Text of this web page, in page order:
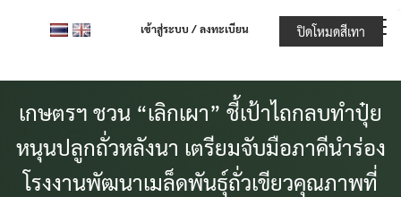
เข้าสู่ระบบ / ลงทะเบียน
เกษตรฯ ชวน “เลิกเผา” ชี้เป้าไถกลบทำปุ๋ย
หนุนปลูกถั่วหลังนา เตรียมจับมือภาคีนำร่อง
โรงงานพัฒนาเมล็ดพันธุ์ถั่วเขียวคุณภาพที่
ปิดโหมดสีเทา